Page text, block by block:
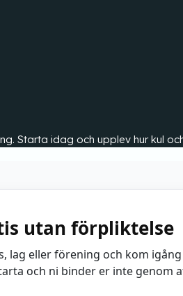
Starta idag och upplev hur kul
utan förpliktelse
lag eller förening och kom
och ni binder er inte genom